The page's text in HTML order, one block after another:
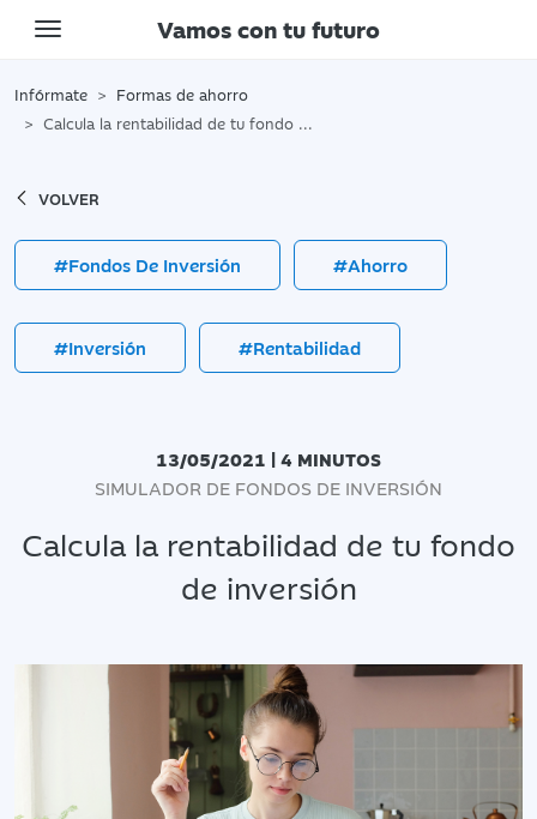
Toggle navigation
Vamos con tu futuro
Infórmate
Formas de ahorro
Calcula la rentabilidad de tu fondo de inversión
VOLVER
#Fondos De Inversión #Ahorro
#Inversión #Rentabilidad
13/05/2021 | 4 MINUTOS
SIMULADOR DE FONDOS DE INVERSIÓN
Calcula la rentabilidad de tu fondo
de inversión